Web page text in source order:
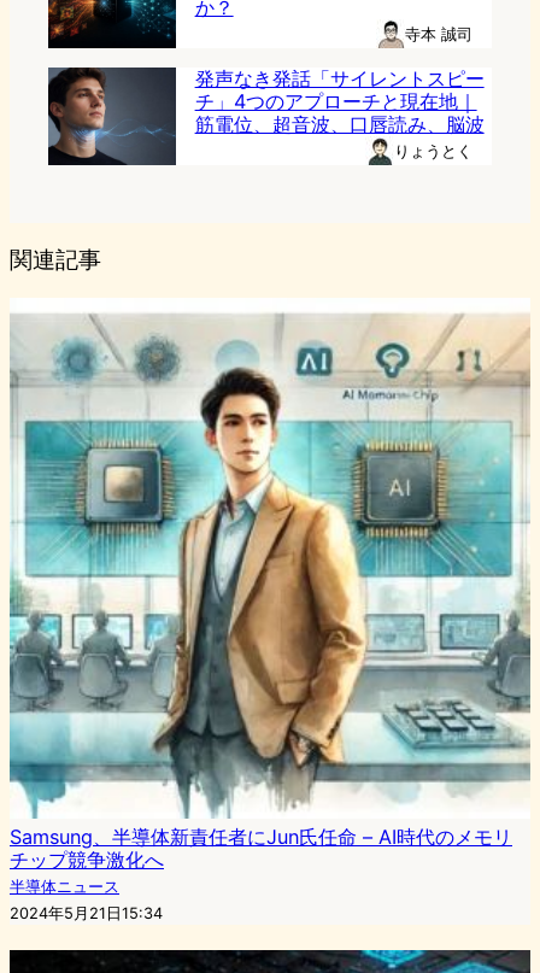
か？
寺本 誠司
発声なき発話「サイレントスピー
チ」4つのアプローチと現在地｜
筋電位、超音波、口唇読み、脳波
りょうとく
関連記事
Samsung、半導体新責任者にJun氏任命 – AI時代のメモリ
チップ競争激化へ
半導体ニュース
2024年5月21日15:34